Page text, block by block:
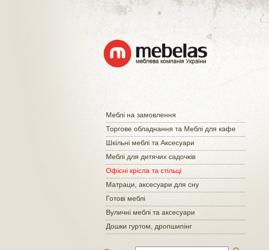
Меблі на замовлення
Торгове обладнання та Меблі для кафе
Шкільні меблі та Аксесуари
Меблі для дитячих садочків
Офісні крісла та стільці
Матраци, аксесуари для сну
Готові меблі
Вуличні меблі та аксесуари
Дошки гуртом, дропшипінг